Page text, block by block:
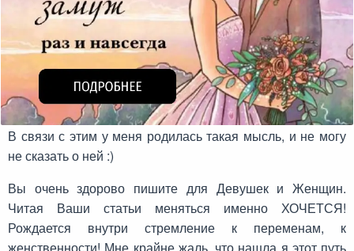
В связи с этим у меня родилась такая мысль, и не могу
не сказать о ней :)
Вы очень здорово пишите для Девушек и Женщин.
Читая Ваши статьи меняться именно ХОЧЕТСЯ!
Рождается внутри стремление к переменам, к